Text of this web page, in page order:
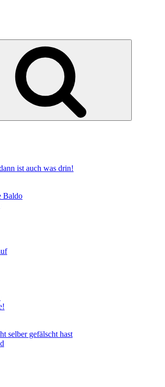
ist auch was drin!
Baldo
selber gefälscht hast